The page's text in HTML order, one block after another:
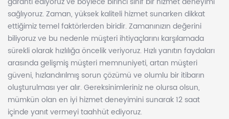
sağlıyoruz. Zaman, yüksek kaliteli hizmet sunarken dikkat
ettiğimiz temel faktörlerden biridir. Zamanınızın değerini
biliyoruz ve bu nedenle müşteri ihtiyaçlarını karşılamada
sürekli olarak hızlılığa öncelik veriyoruz. Hızlı yanıtın faydaları
arasında gelişmiş müşteri memnuniyeti, artan müşteri
güveni, hızlandırılmış sorun çözümü ve olumlu bir itibarın
oluşturulması yer alır. Gereksinimleriniz ne olursa olsun,
mümkün olan en iyi hizmet deneyimini sunarak 12 saat
içinde yanıt vermeyi taahhüt ediyoruz.